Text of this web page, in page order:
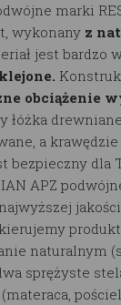
marki
wykonany z
jest bardzo
obciążenie
a krawędzie
bezpieczny dla
APZ
naturalnym
sprężyste
(materaca,